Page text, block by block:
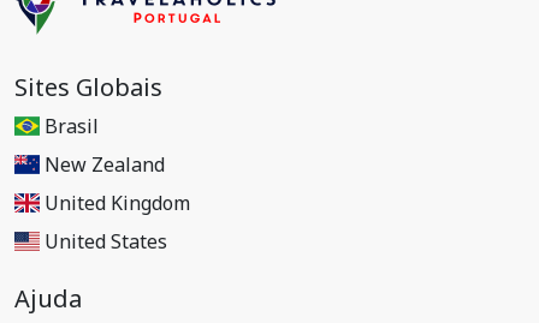
Sites Globais
Brasil
New Zealand
United Kingdom
United States
Ajuda